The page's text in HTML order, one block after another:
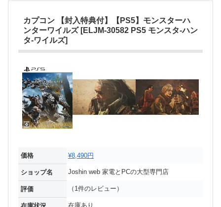
カプコン 【封入特典付】【PS5】モンスターハ
ンターワイルズ [ELJM-30582 PS5 モンスタ-ハン
タ-ワイルズ]
価格 ¥8,490円
ショップ名 Joshin web 家電とPCの大型専門店
評価 （1件のレビュー）
在庫あり